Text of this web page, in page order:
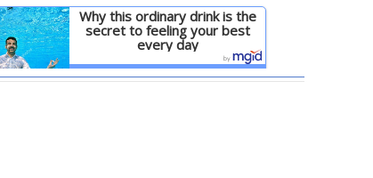
Why this ordinary drink is the
secret to feeling your best
every day
Детальніше